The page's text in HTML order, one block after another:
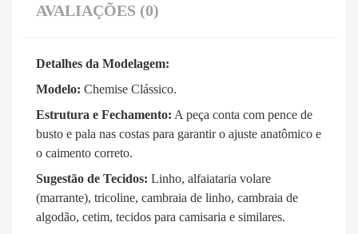
AVALIAÇÕES (0)
Detalhes da Modelagem:
Modelo: Chemise Clássico.
Estrutura e Fechamento: A peça conta com pence de
busto e pala nas costas para garantir o ajuste anatômico e
o caimento correto.
Sugestão de Tecidos: Linho, alfaiataria volare
(marrante), tricoline, cambraia de linho, cambraia de
algodão, cetim, tecidos para camisaria e similares.